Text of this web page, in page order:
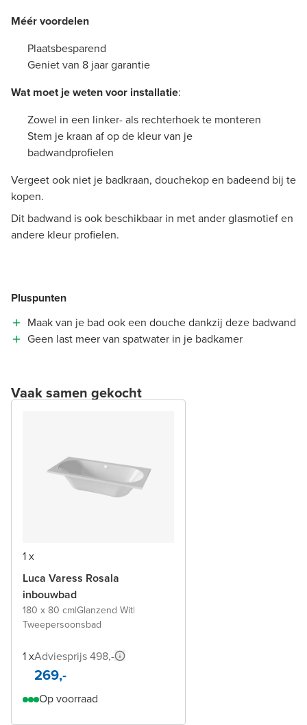
Méér voordelen
Plaatsbesparend
Geniet van 8 jaar garantie
Wat moet je weten voor installatie:
Zowel in een linker- als rechterhoek te monteren
Stem je kraan af op de kleur van je
badwandprofielen
Vergeet ook niet je badkraan, douchekop en badeend bij te
kopen.
Dit badwand is ook beschikbaar in met ander glasmotief en
andere kleur profielen.
Pluspunten
Maak van je bad ook een douche dankzij deze badwand
Geen last meer van spatwater in je badkamer
Vaak samen gekocht
1 x
Luca Varess Rosala
inbouwbad
180 x 80 cm|Glanzend Wit|
Tweepersoonsbad
1 xAdviesprijs 498,-
269,-
Op voorraad